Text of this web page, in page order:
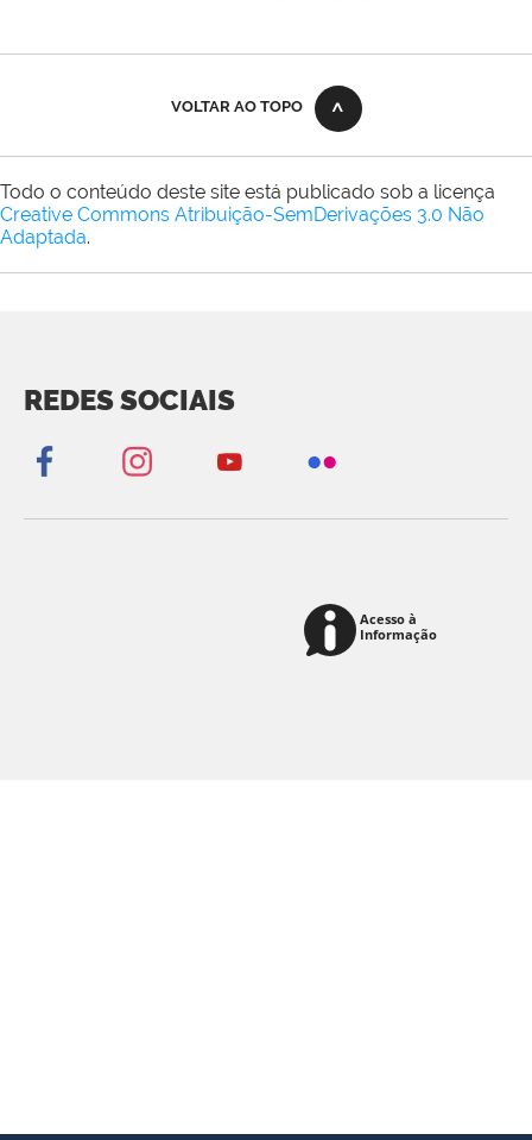
VOLTAR AO TOPO
Todo o conteúdo deste site está publicado sob a licença
Creative Commons Atribuição-SemDerivações 3.0 Não
Adaptada.
REDES SOCIAIS